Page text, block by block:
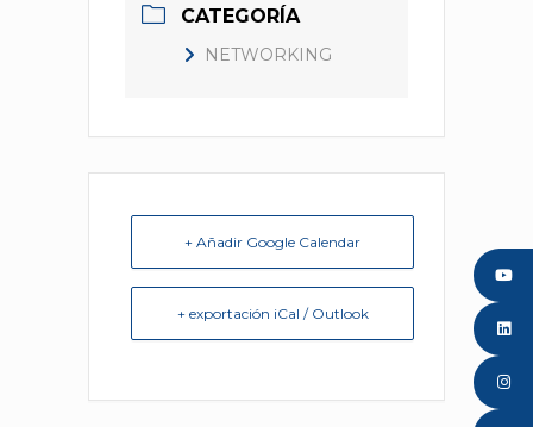
CATEGORÍA
NETWORKING
+ Añadir Google Calendar
+ exportación iCal / Outlook